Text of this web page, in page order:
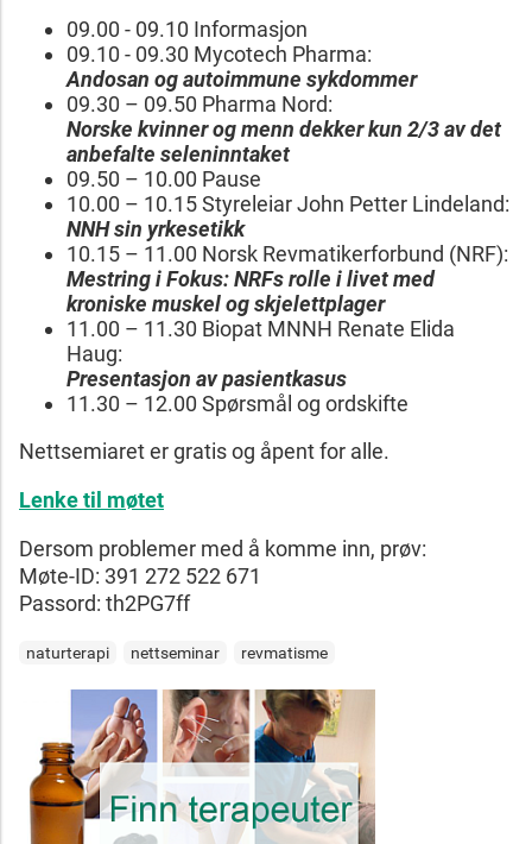
09.00 - 09.10 Informasjon
09.10 - 09.30 Mycotech Pharma:
Andosan og autoimmune sykdommer
09.30 – 09.50 Pharma Nord:
Norske kvinner og menn dekker kun 2/3 av det
anbefalte seleninntaket
09.50 – 10.00 Pause
10.00 – 10.15 Styreleiar John Petter Lindeland:
NNH sin yrkesetikk
10.15 – 11.00 Norsk Revmatikerforbund (NRF):
Mestring i Fokus:NRFs rolle i livet med
kroniske muskel ogskjelettplager
11.00 – 11.30 Biopat MNNH Renate Elida
Haug:
Presentasjon avpasientkasus
11.30 – 12.00 Spørsmål og ordskifte
Nettsemiaret er gratis og åpent for alle.
Lenke til møtet
Dersom problemer med å komme inn, prøv:
Møte-ID: 391 272 522 671
Passord: th2PG7ff
naturterapi nettseminar revmatisme